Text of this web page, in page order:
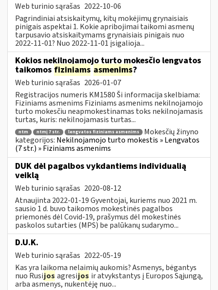
Web turinio sąrašas 2022-10-06
Pagrindiniai atsiskaitymų, kitų mokėjimų grynaisiais
pinigais aspektai 1. Kokie apribojimai taikomi asmenų
tarpusavio atsiskaitymams grynaisiais pinigais nuo
2022-11-01? Nuo 2022-11-01 įsigalioja...
Kokios nekilnojamojo turto mokesčio lengvatos
taikomos fiziniams asmenims?
Web turinio sąrašas 2026-01-07
Registracijos numeris KM1580 Ši informacija skelbiama:
Fiziniams asmenims Fiziniams asmenims nekilnojamojo
turto mokesčiu neapmokestinamas toks nekilnojamasis
turtas, kuris: nekilnojamasis turtas...
ntm ntmį 7 str. lengvatos fiziniams asmenims
Mokesčių žinyno
kategorijos: Nekilnojamojo turto mokestis » Lengvatos
(7 str.) » Fiziniams asmenims
DUK dėl pagalbos vykdantiems individualią
veiklą
Web turinio sąrašas 2020-08-12
Atnaujinta 2022-01-19 Gyventojai, kuriems nuo 2021 m.
sausio 1 d. buvo taikomos mokestinės pagalbos
priemonės dėl Covid-19, prašymus dėl mokestinės
paskolos sutarties (MPS) be palūkanų sudarymo...
D.U.K.
Web turinio sąrašas 2022-05-19
Kas yra laikoma nelaimių aukomis? Asmenys, bėgantys
nuo Rusijos agresijos ir atvykstantys į Europos Sąjungą,
arba asmenys, nukentėję nuo...